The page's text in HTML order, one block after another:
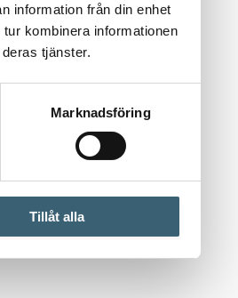
information från din enhet
kombinera informationen
tjänster.
Marknadsföring
Tillåt alla